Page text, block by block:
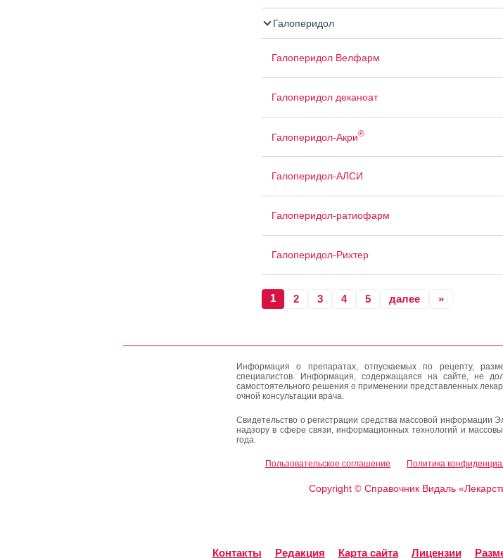
Галоперидол
Галоперидол Велфарм
Галоперидол деканоат
Галоперидол-Акри®
Галоперидол-АЛСИ
Галоперидол-ратиофарм
Галоперидол-Рихтер
1 2 3 4 5 далее »
Информация о препаратах, отпускаемых по рецепту,
специалистов. Информация, содержащаяся на сайте, не
самостоятельного решения о применении представленных
очной консультации врача.
Свидетельство о регистрации средства массовой
надзору в сфере связи, информационных технологий и
года.
Пользовательское соглашение Политика
Copyright ©Справочник Видаль
Контакты Редакция Карта сайта Лицензии